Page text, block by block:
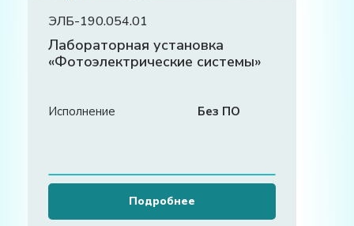
ЭЛБ-190.054.01
Лабораторная установка
«Фотоэлектрические системы»
Исполнение Без ПО
Подробнее